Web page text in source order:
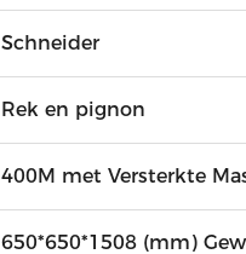
Schneider
Rek en pignon
400M met Versterkte
650*650*1508 (mm)